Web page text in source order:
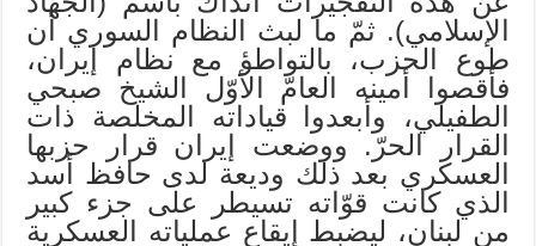
الإسلامي). ثمّ ما لبث النظام السوري أن
طوع الحزب، بالتواطؤ مع نظام إيران،
فأقصوا أمينه العامّ الأوّل الشيخ صبحي
الطفيلي، وأبعدوا قياداته المخلصة ذات
القرار الحرّ. ووضعت إيران قرار حزبها
العسكري بعد ذلك وديعة لدى حافظ أسد
الذي كانت قوّاته تسيطر على جزء كبير
من لبنان، ليضبط إيقاع عملياته العسكرية